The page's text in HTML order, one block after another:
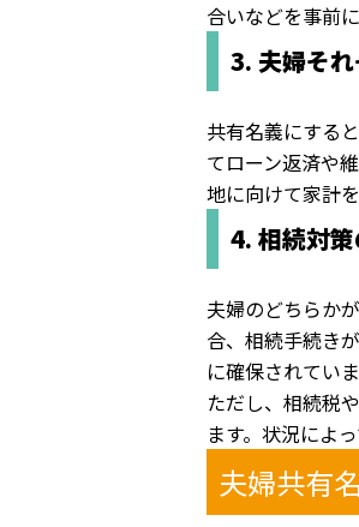
合いなどを事前
3. 夫婦そ
共有名義にする
てローン返済や
地に向けて家計
4. 相続対
夫婦のどちらか
合、相続手続き
に確保されていま
ただし、相続税
ます。状況によ
夫婦共有